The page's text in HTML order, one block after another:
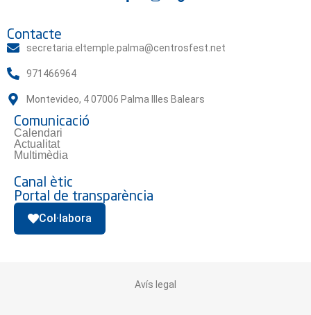
Contacte
secretaria.eltemple.palma@centrosfest.net
971466964
Montevideo, 4 07006 Palma Illes Balears
Comunicació
Calendari
Actualitat
Multimèdia
Canal ètic
Portal de transparència
Col·labora
Avís legal